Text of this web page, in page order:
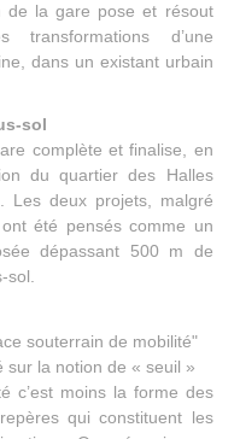
de la gare pose et résout
d’une
dans un existant urbain
sol
complète et finalise, en
du quartier des Halles
Les deux projets, malgré
été pensés comme un
dépassant 500 m de
sol.
souterrain de mobilité"
la notion de « seuil »
c’est moins la forme des
qui constituent les